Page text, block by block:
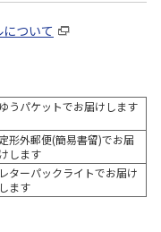
ついて
ゆうパケットでお届けします
定形外郵便(簡易書留)でお届
けします
レターパックライトでお届け
します